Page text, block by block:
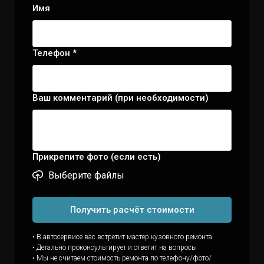
Имя
Телефон *
Ваш комментарий (при необходимости)
Прикрепите фото (если есть)
Выберите файлы
Получить расчёт стоимости
• В автосервисе вас встретит мастер кузовного ремонта
• Детально проконсультирует и ответит на вопросы
• Мы не считаем стоимость ремонта по телефону/фото/